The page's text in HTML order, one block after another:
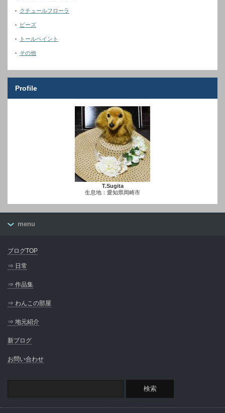
クチュールフローラ
ビーズ
トールペイント
その他
Profile
T.Sugita
生息地：愛知県岡崎市
menu
ブログTOP
⇒ 日常
⇒ 作品集
⇒ わんこの部屋
⇒ 地元紹介
新ブログ
お問い合わせ